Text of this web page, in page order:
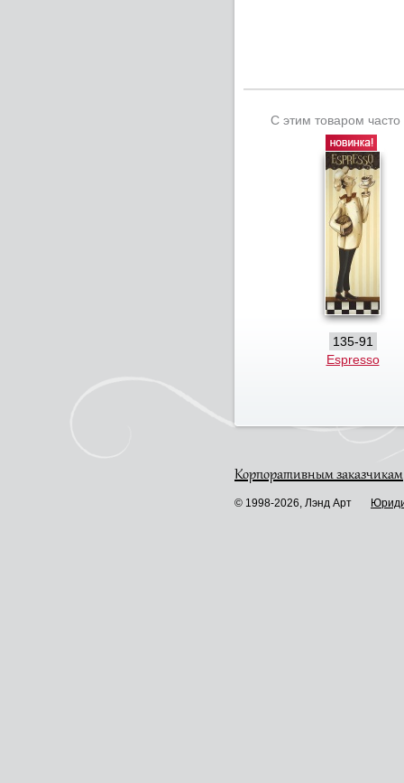
С этим товаром часто
135-91
Espresso
Корпоративным заказчикам
© 1998-2026, Лэнд Арт